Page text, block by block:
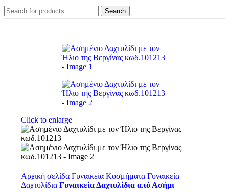
Search
Click to enlarge
Αρχική σελίδα Γυναικεία Κοσμήματα Γυναικεία
Δαχτυλίδια Γυναικεία Δαχτυλίδια από Ασήμι